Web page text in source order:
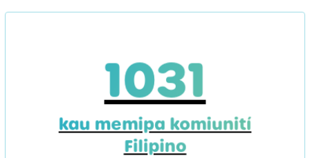
1031
kau memipa komiunití
Filipino